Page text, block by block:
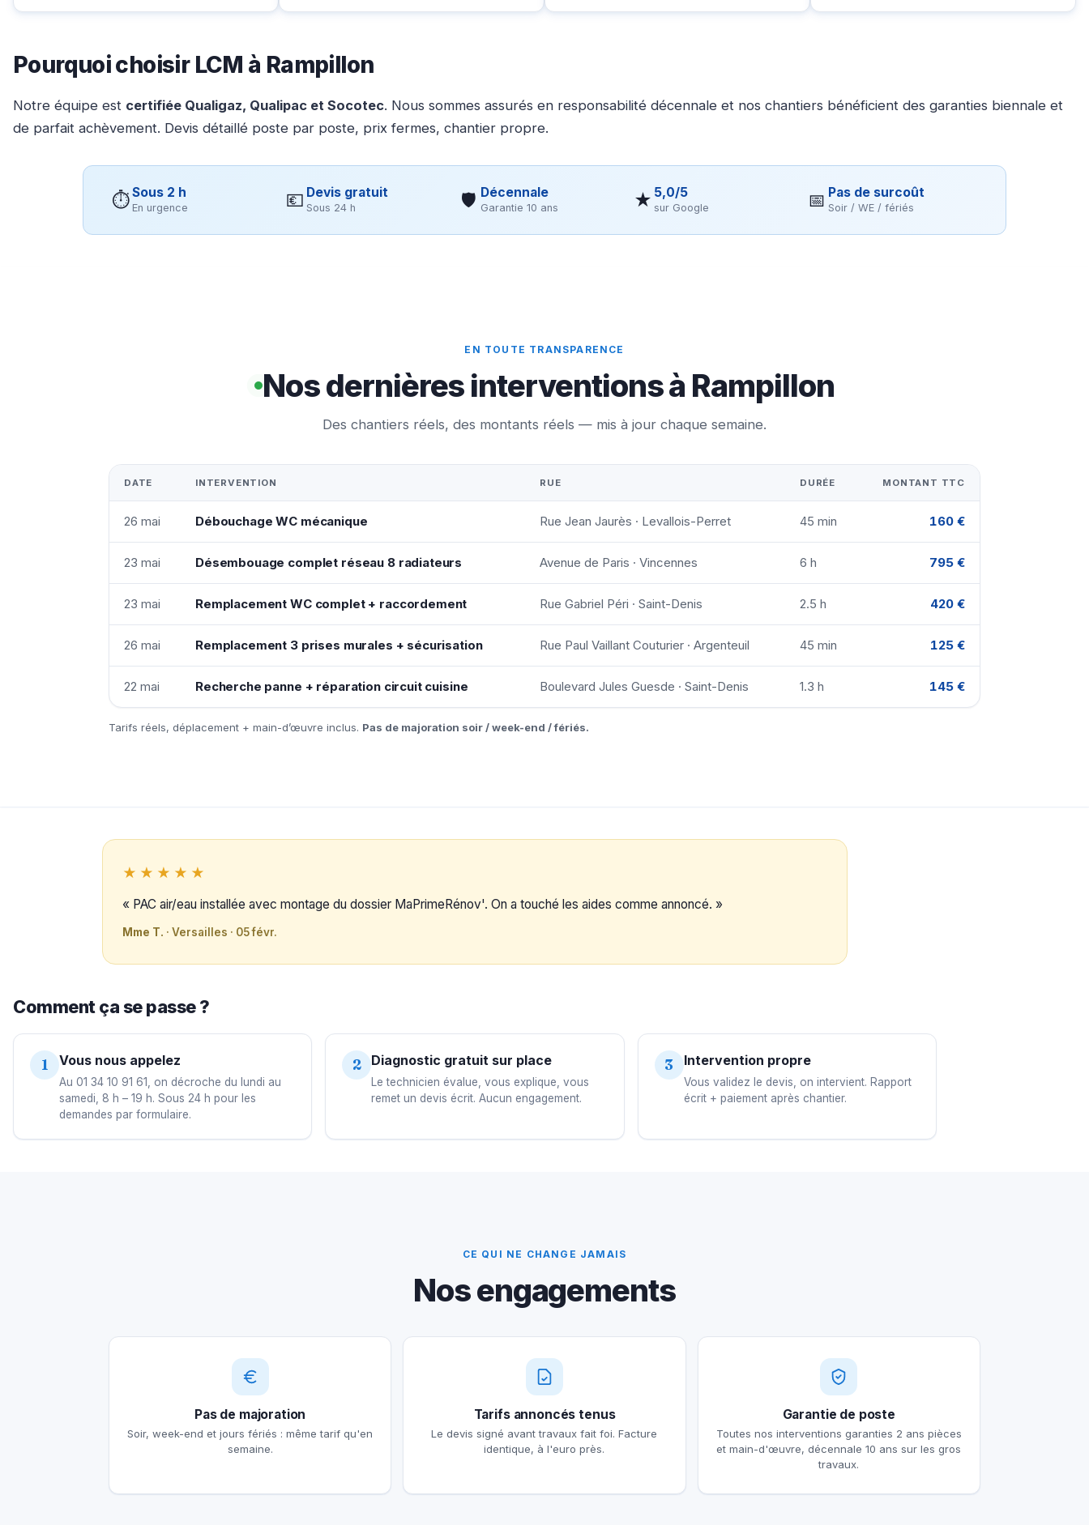
Pourquoi choisir LCM à Rampillon
Notre équipe est certifiée Qualigaz, Qualipac et Socotec. Nous sommes assurés en responsabilité décennale et nos chantiers bénéficient des garanties biennale et
de parfait achèvement. Devis détaillé poste par poste, prix fermes, chantier propre.
⏱Sous 2 h
En urgence 💶 Devis gratuit
Sous 24 h 🛡 Décennale
Garantie 10 ans ★ 5,0/5
sur Google 📅 Pas de surcoût
Soir / WE / fériés
EN TOUTE TRANSPARENCE
Nos dernières interventions à Rampillon
Des chantiers réels, des montants réels — mis à jour chaque semaine.
DATE INTERVENTION RUE DURÉE MONTANT TTC
26 mai Débouchage WC mécanique Rue Jean Jaurès · Levallois-Perret 45 min 160 €
23 mai Désembouage complet réseau 8 radiateurs Avenue de Paris · Vincennes 6 h 795 €
23 mai Remplacement WC complet + raccordement Rue Gabriel Péri · Saint-Denis 2.5 h 420 €
26 mai Remplacement 3 prises murales + sécurisation Rue Paul Vaillant Couturier · Argenteuil 45 min 125 €
22 mai Recherche panne + réparation circuit cuisine Boulevard Jules Guesde · Saint-Denis 1.3 h 145 €
Tarifs réels, déplacement + main-d’œuvre inclus. Pas de majoration soir / week-end / fériés.
★★★★★
« PAC air/eau installée avec montage du dossier MaPrimeRénov'. On a touché les aides comme annoncé. »
Mme T. · Versailles · 05 févr.
Comment ça se passe ?
1 Vous nous appelez
Au 01 34 10 91 61, on décroche du lundi au
samedi, 8 h – 19 h. Sous 24 h pour les
demandes par formulaire.
2 Diagnostic gratuit sur place
Le technicien évalue, vous explique, vous
remet un devis écrit. Aucun engagement.
3 Intervention propre
Vous validez le devis, on intervient. Rapport
écrit + paiement après chantier.
CE QUI NE CHANGE JAMAIS
Nos engagements
Pas de majoration
Soir, week-end et jours fériés : même tarif qu'en
semaine.
Tarifs annoncés tenus
Le devis signé avant travaux fait foi. Facture
identique, à l'euro près.
Garantie de poste
Toutes nos interventions garanties 2 ans pièces
et main-d'œuvre, décennale 10 ans sur les gros
travaux.